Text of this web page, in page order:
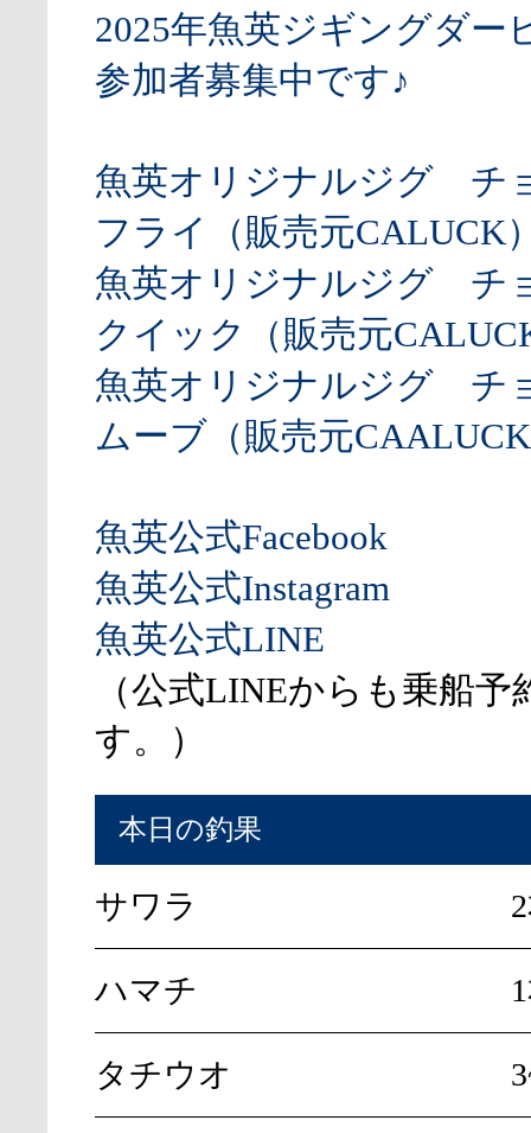
2025年魚英ジギングダー
参加者募集中です♪
魚英オリジナルジグ チ
フライ（販売元CALUCK
魚英オリジナルジグ チ
クイック（販売元
魚英オリジナルジグ チ
ムーブ（販売元
魚英公式Facebook
魚英公式Instagram
魚英公式LINE
（公式LINEからも乗船予
す。）
本日の釣果
サワラ
ハマチ
タチウオ